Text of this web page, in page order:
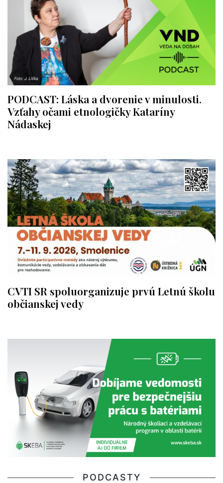
PODCAST: Láska a dvorenie v minulosti.
Vzťahy očami etnologičky Kataríny
Nádaskej
CVTI SR spoluorganizuje prvú Letnú školu
občianskej vedy
PODCASTY